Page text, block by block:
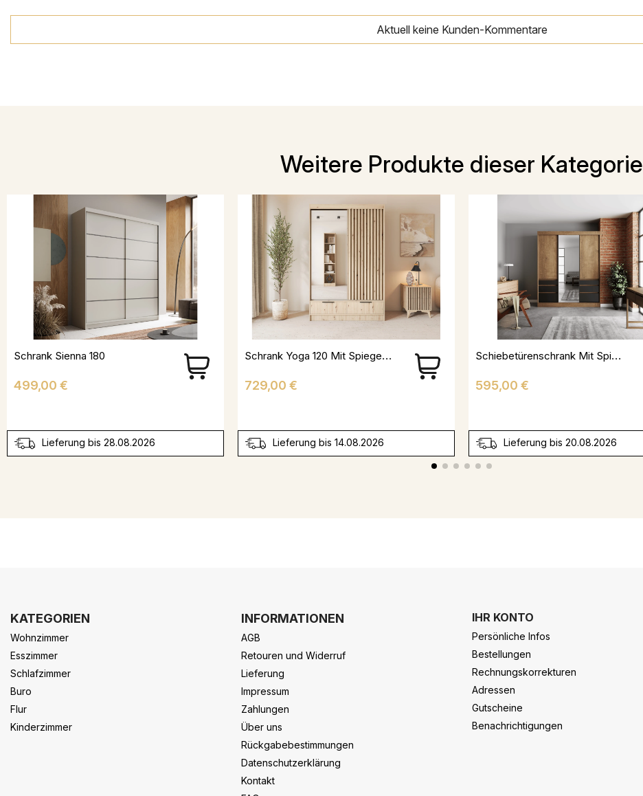
Aktuell keine Kunden-Kommentare
Weitere Produkte dieser Kategorie
Schrank Sienna 180
Preis
499,00 €
Lieferung bis 28.08.2026
Schrank Yoga 120 Mit Spiegel - Eiche Artisan
Preis
729,00 €
Lieferung bis 14.08.2026
Schiebetürenschrank Mit Spiegel Havero 180 - Braun Und Schwarz
Preis
595,00 €
Lieferung bis 20.08.2026
KATEGORIEN
Wohnzimmer
Esszimmer
Schlafzimmer
Buro
Flur
Kinderzimmer
INFORMATIONEN
AGB
Retouren und Widerruf
Lieferung
Impressum
Zahlungen
Über uns
Rückgabebestimmungen
Datenschutzerklärung
Kontakt
IHR KONTO
Persönliche Infos
Bestellungen
Rechnungskorrekturen
Adressen
Gutscheine
Benachrichtigungen